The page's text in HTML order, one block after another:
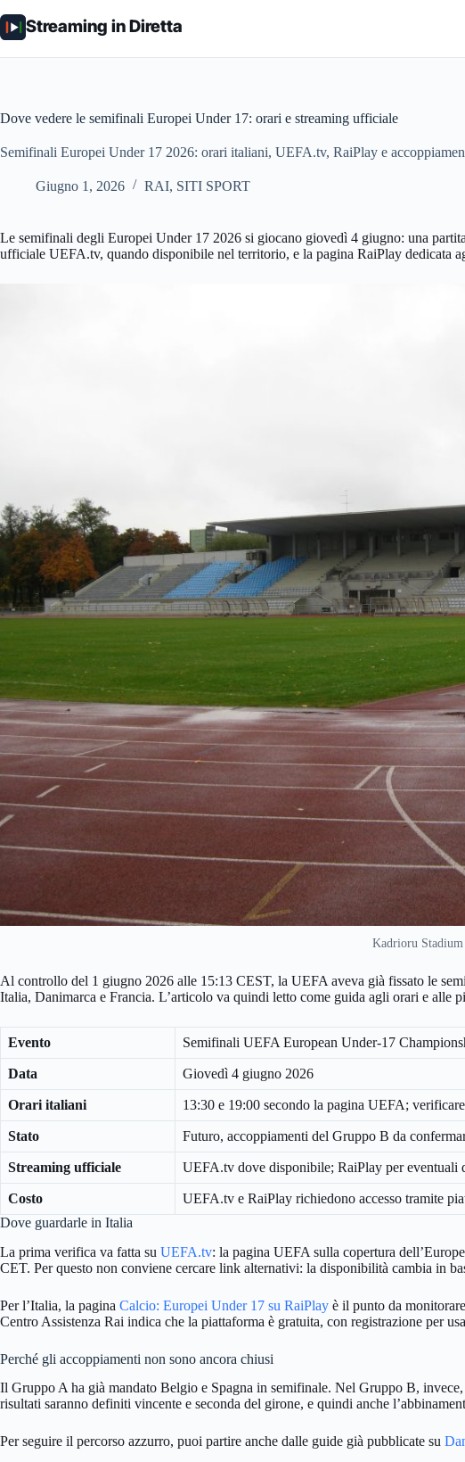
al
contenuto
Streaming in Diretta
Dove vedere le semifinali Europei Under 17: orari e streaming ufficiale
Semifinali Europei Under 17 2026: orari italiani, UEFA.tv, RaiPlay e
Giugno 1, 2026 RAI, SITI SPORT
Le semifinali degli Europei Under 17 2026 si giocano giovedì 4 giugno: una
ufficiale UEFA.tv, quando disponibile nel territorio, e la pagina RaiPlay dedicata
Kadrioru
Al controllo del 1 giugno 2026 alle 15:13 CEST, la UEFA aveva già fissato le
Italia, Danimarca e Francia. L’articolo va quindi letto come guida agli orari e alle
Evento Semifinali UEFA European Under-17
Data Giovedì 4 giugno 2026
Orari italiani 13:30 e 19:00 secondo la pagina UEFA;
Stato Futuro, accoppiamenti del Gruppo B da
Streaming ufficiale UEFA.tv dove disponibile; RaiPlay per eventuali
Costo
UEFA.tv e RaiPlay richiedono accesso tramite
Dove guardarle in Italia
La prima verifica va fatta su UEFA.tv: la pagina UEFA sulla copertura
CET. Per questo non conviene cercare link alternativi: la disponibilità cambia in
Per l’Italia, la pagina Calcio: Europei Under 17 su RaiPlay è il punto da
Centro Assistenza Rai indica che la piattaforma è gratuita, con registrazione per
Perché gli accoppiamenti non sono ancora chiusi
Il Gruppo A ha già mandato Belgio e Spagna in semifinale. Nel Gruppo B,
risultati saranno definiti vincente e seconda del girone, e quindi anche
Per seguire il percorso azzurro, puoi partire anche dalle guide già pubblicate su